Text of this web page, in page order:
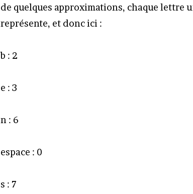
de quelques approximations, chaque lettre
représente, et donc ici :
b : 2
e : 3
n : 6
espace : 0
s : 7